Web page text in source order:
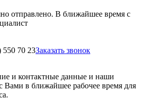
отправлено. В ближайшее время с
550 70 23Заказать звонок
и контактные данные и наши
Вами в ближайшее рабочее время для